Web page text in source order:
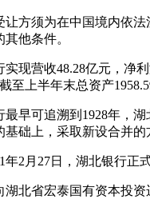
须为在中国境内依法
他条件。
营收48.28亿元，净利
至上半年末总资产
可追溯到1928年，湖
础上，采取新设合并的
月27日，湖北银行正
省宏泰国有资本投资